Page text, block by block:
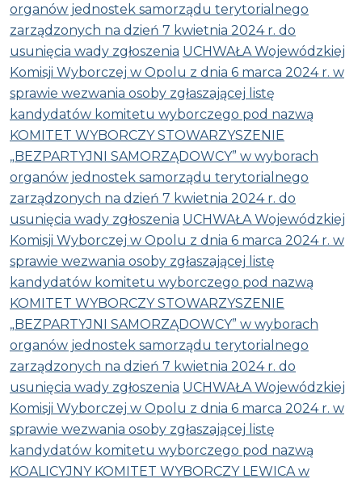
organów jednostek samorządu terytorialnego
zarządzonych na dzień 7 kwietnia 2024 r. do
usunięcia wady zgłoszenia UCHWAŁA Wojewódzkiej
Komisji Wyborczej w Opolu z dnia 6 marca 2024 r. w
sprawie wezwania osoby zgłaszającej listę
kandydatów komitetu wyborczego pod nazwą
KOMITET WYBORCZY STOWARZYSZENIE
„BEZPARTYJNI SAMORZĄDOWCY” w wyborach
organów jednostek samorządu terytorialnego
zarządzonych na dzień 7 kwietnia 2024 r. do
usunięcia wady zgłoszenia UCHWAŁA Wojewódzkiej
Komisji Wyborczej w Opolu z dnia 6 marca 2024 r. w
sprawie wezwania osoby zgłaszającej listę
kandydatów komitetu wyborczego pod nazwą
KOMITET WYBORCZY STOWARZYSZENIE
„BEZPARTYJNI SAMORZĄDOWCY” w wyborach
organów jednostek samorządu terytorialnego
zarządzonych na dzień 7 kwietnia 2024 r. do
usunięcia wady zgłoszenia UCHWAŁA Wojewódzkiej
Komisji Wyborczej w Opolu z dnia 6 marca 2024 r. w
sprawie wezwania osoby zgłaszającej listę
kandydatów komitetu wyborczego pod nazwą
KOALICYJNY KOMITET WYBORCZY LEWICA w